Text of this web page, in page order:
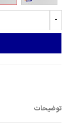
-
توضیحات